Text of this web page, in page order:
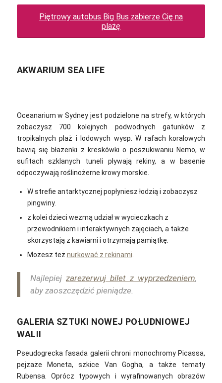
Piętrowy autobus Big Bus zabierze Cię na
plażę
AKWARIUM SEA LIFE
Oceanarium w Sydney jest podzielone na strefy, w których
zobaczysz 700 kolejnych podwodnych gatunków z
tropikalnych plaż i lodowych wysp. W rafach koralowych
bawią się błazenki z kreskówki o poszukiwaniu Nemo, w
sufitach szklanych tuneli pływają rekiny, a w basenie
odpoczywają roślinożerne krowy morskie.
W strefie antarktycznej popłyniesz łodzią i zobaczysz
pingwiny.
z kolei dzieci wezmą udział w wycieczkach z
przewodnikiem i interaktywnych zajęciach, a także
skorzystają z kawiarni i otrzymają pamiątkę.
Możesz też nurkować z rekinami
Najlepiej zarezerwuj bilet z wyprzedzeniem,
aby zaoszczędzić pieniądze.
GALERIA SZTUKI NOWEJ POŁUDNIOWEJ
WALII
Pseudogrecka fasada galerii chroni monochromy Picassa,
pejzaże Moneta, szkice Van Gogha, a także tematy
Rubensa. Oprócz typowych i wyrafinowanych obrazów